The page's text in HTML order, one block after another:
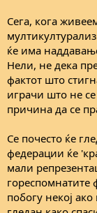
Сега, кога
ќе има
Нели, не дека
фактот што
играчи што не
причина да се
Се почесто ќе
федерации ќе
мали
побогу некој